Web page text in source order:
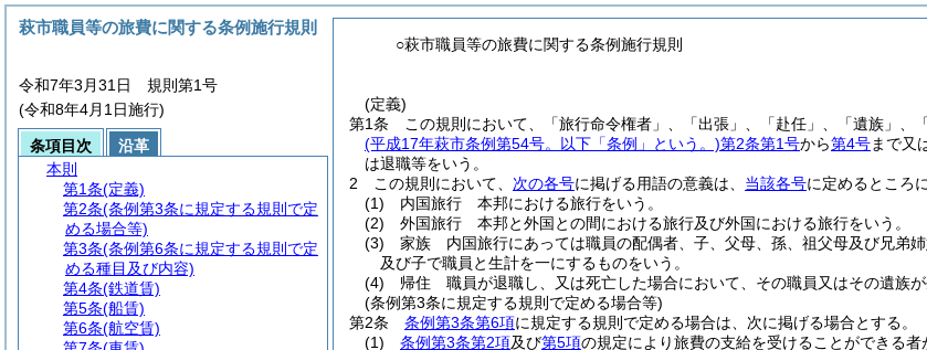
○萩市職員等の旅費に関する条例施行規則
(定義)
第1条
この規則において、「旅行命令権者」、「出張」、「赴任」、「遺族」、
(平成17年萩市条例第54号。以下「条例」という。)第2条第1号から第4号まで又
は退職等をいう。
2
この規則において、 次の各号に掲げる用語の意義は、 当該各号に定めるところ
(1)
内国旅行 本邦における旅行をいう。
(2)
外国旅行 本邦と外国との間における旅行及び外国における旅行をいう。
(3)
家族 内国旅行にあっては職員の配偶者、子、父母、孫、祖父母及び兄弟
及び子で職員と生計を一にするものをいう。
(4)
帰住 職員が退職し、又は死亡した場合において、その職員又はその遺族が
(条例第3条に規定する規則で定める場合等)
第2条
条例第3条第6項に規定する規則で定める場合は、次に掲げる場合とする。
(1)
条例第3条第2項及び第5項の規定により旅費の支給を受けることができる
萩市職員等の旅費に関する条例施行規則
令和7年3月31日 規則第1号
(令和8年4月1日施行)
条項目次
沿革
本則
第1条(定義)
第2条(条例第3条に規定する規則で定
める場合等)
第3条(条例第6条に規定する規則で定
める種目及び内容)
第4条(鉄道賃)
第5条(船賃)
第6条(航空賃)